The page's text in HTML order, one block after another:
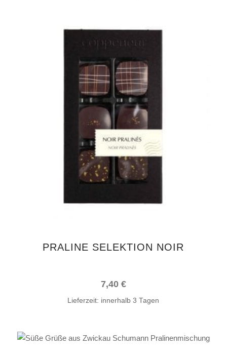
IN DEN WARENKORB
PRALINE SELEKTION NOIR
7,40 €
Lieferzeit: innerhalb 3 Tagen